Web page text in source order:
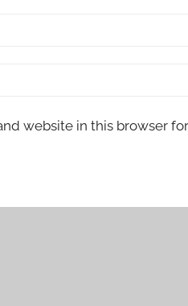
website in this browser